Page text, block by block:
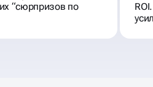
“сюрпризов по